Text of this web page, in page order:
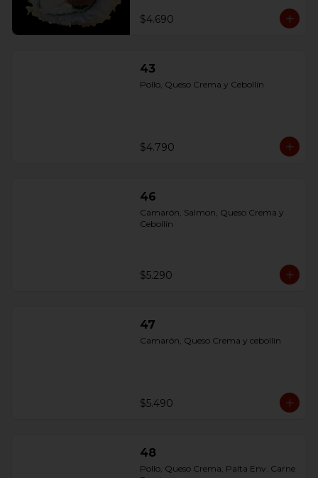
$4.690
43
Pollo, Queso Crema y Cebollín
$4.790
46
Camarón, Salmon, Queso Crema y
Cebollín
$5.290
47
Camarón, Queso Crema y cebollin
$5.490
48
Pollo, Queso Crema, Palta Env. Carne